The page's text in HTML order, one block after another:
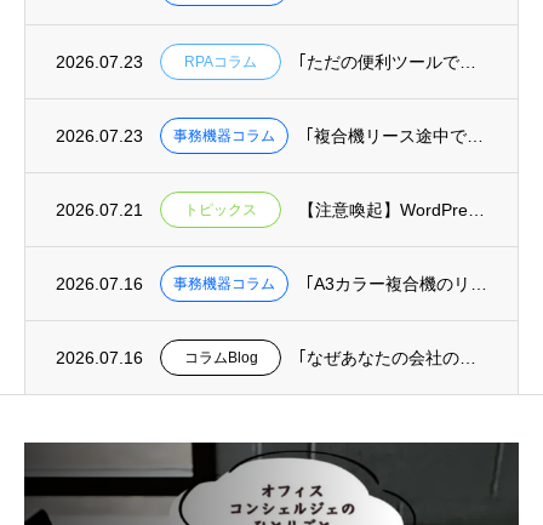
2026.07.23 RPAコラム ｢ただの便利ツールではもったいない！RPAを組織を変える武器にする方法｣を掲載
2026.07.23 事務機器コラム ｢複合機リース途中での機種変更･乗り換えは可能？費用と手続きを解説｣を掲載
2026.07.21 トピックス 【注意喚起】WordPressの重大な安全上の問題(脆弱性)に関するお知らせ
2026.07.16 事務機器コラム ｢A3カラー複合機のリース料金相場｜月間印刷枚数別コスト目安と機種比較｣を掲載
2026.07.16 コラムBlog ｢なぜあなたの会社の迷惑メール対策は、最悪の事態を防げないのか？｣を掲載